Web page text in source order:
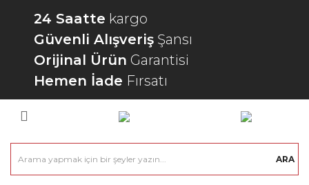
24 Saatte kargo
Güvenli Alışveriş Şansı
Orijinal Ürün Garantisi
Hemen İade Fırsatı
ARA